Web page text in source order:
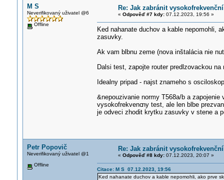
M S
Neverifikovaný uživatel @6
Offline
Re: Jak zabránit
« Odpověď #7 kdy:07.12.2023, 19:56 »
Ked nahanate duchov a kable nepomohli,
zasuvky.
Ak vam blbnu zeme (nova inštalácia nie
Dalsi test, zapojte router predlzovackou
Idealny pripad - najst znameho s
&nepouzivanie normy T568a/b a
vysokofrekvencny test, ale len blbe
je odveci zhodit krytku zasuvky v stene a
Petr Popovič
Neverifikovaný uživatel @1
Offline
Re: Jak zabránit
« Odpověď #8 kdy:07.12.2023, 20:07 »
Citace: M S 07.12.2023, 19:56
Ked nahanate duchov a kable nepomohli, ako prve